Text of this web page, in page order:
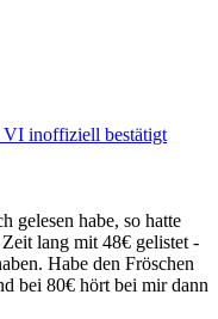
inoffiziell bestätigt
gelesen habe, so hatte
lang mit 48€ gelistet -
Habe den Fröschen
bei 80€ hört bei mir dann